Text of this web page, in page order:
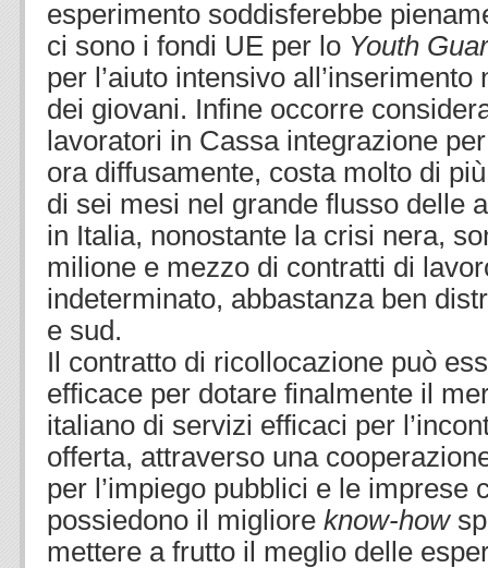
esperimento soddisferebbe
ci sono i fondi UE per lo Youth
per l’aiuto intensivo
dei giovani. Infine occorre
lavoratori in Cassa integrazione
ora diffusamente, costa molto di
di sei mesi nel grande flusso delle
in Italia, nonostante la crisi nera,
milione e mezzo di contratti di
indeterminato, abbastanza ben
e sud.
Il contratto di ricollocazione può
efficace per dotare finalmente il
italiano di servizi efficaci per
offerta, attraverso una
per l’impiego pubblici e le imprese
possiedono il migliore know-how
mettere a frutto il meglio delle